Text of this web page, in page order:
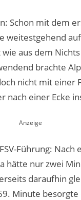
Schon mit dem
weitestgehend
aus dem
brachte
nicht mit einer
einer Ecke
Führung:
hätte nur zwei
daraufhin
Minute